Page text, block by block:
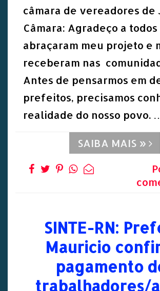
câmara de vereadores de
Câmara: Agradeço a
abraçaram meu projeto e
receberam nas
Antes de pensarmos em
prefeitos, precisamos
realidade do nosso povo.
SAIBA MAIS »
SINTE-RN:
Mauricio
pagamento
trabalhadores/